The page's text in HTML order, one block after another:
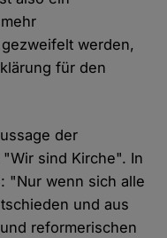
werden,
für den
der
sind Kirche". In
"Nur wenn sich alle
und aus
reformerischen